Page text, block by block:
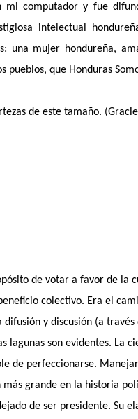
mi computador y fue
intelectual
una mujer hondureña,
pueblos, que Honduras
de este tamaño.
de votar a favor de la
colectivo. Era el
y discusión (a través
lagunas son evidentes. La
de perfeccionarse.
grande en la historia
de ser presidente. Su